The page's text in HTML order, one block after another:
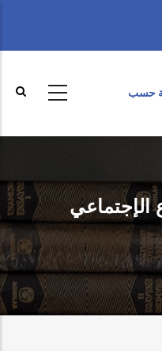
حسب
الإجتماعي